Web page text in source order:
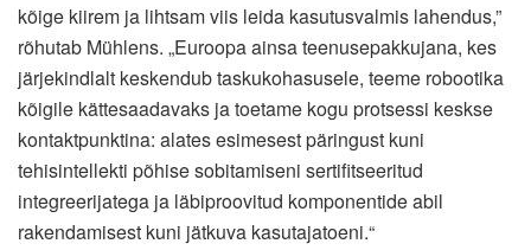
kõige kiirem ja lihtsam viis leida kasutusvalmis lahendus,”
rõhutab Mühlens. „Euroopa ainsa teenusepakkujana, kes
järjekindlalt keskendub taskukohasusele, teeme robootika
kõigile kättesaadavaks ja toetame kogu protsessi keskse
kontaktpunktina: alates esimesest päringust kuni
tehisintellekti põhise sobitamiseni sertifitseeritud
integreerijatega ja läbiproovitud komponentide abil
rakendamisest kuni jätkuva kasutajatoeni.“